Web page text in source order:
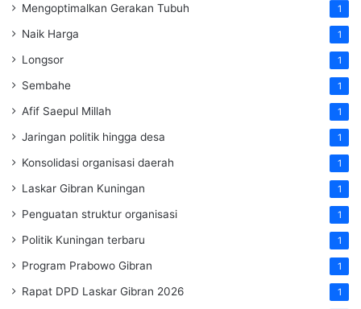
Mengoptimalkan Gerakan Tubuh 1
Naik Harga 1
Longsor 1
Sembahe 1
Afif Saepul Millah 1
Jaringan politik hingga desa 1
Konsolidasi organisasi daerah 1
Laskar Gibran Kuningan 1
Penguatan struktur organisasi 1
Politik Kuningan terbaru 1
Program Prabowo Gibran 1
Rapat DPD Laskar Gibran 2026 1